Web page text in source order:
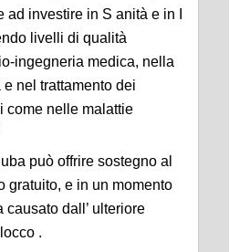
investire in S anità e in I
livelli di qualità
ingegneria medica, nella
nel trattamento dei
come nelle malattie
può offrire sostegno al
gratuito, e in un momento
causato dall’ ulteriore
.